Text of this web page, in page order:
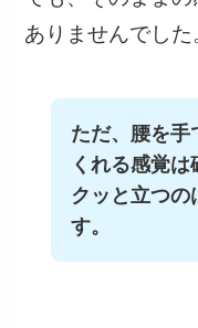
ありませんでした
ただ、腰を手
くれる感覚
クッと立つの
す。